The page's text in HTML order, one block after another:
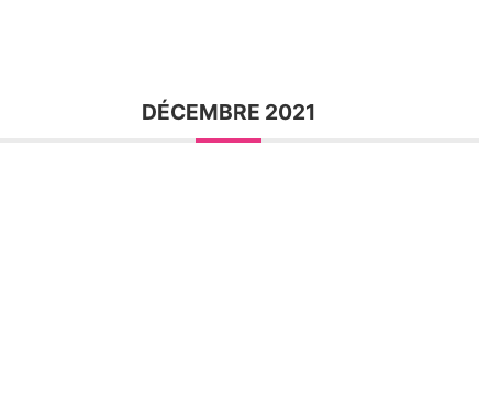
DÉCEMBRE 2021